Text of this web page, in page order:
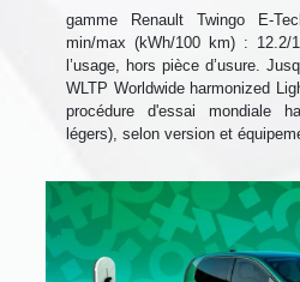
gamme Renault Twingo E-
min/max (kWh/100 km) :
l’usage, hors pièce d’usure.
WLTP Worldwide harmonized
procédure d'essai mondiale
légers), selon version et